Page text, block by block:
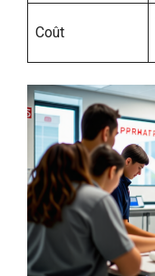
Coût